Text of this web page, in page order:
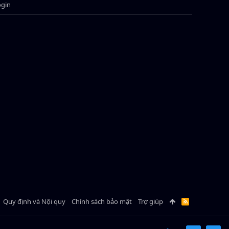
Quy định và Nội quy Chính sách bảo mật Trợ giúp
R
S